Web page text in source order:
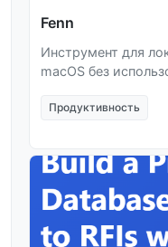
Fenn
Инструмент для
macOS без
Продуктивность